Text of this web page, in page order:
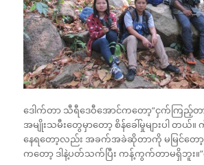
ဒေါက်တာ သီရီဒေဝီအောင်ကတော့“ငှက်ကြည့်တ
အမျိုးသမီးတွေမှာတော့ စိန်ခေါ်မှုများပါ တယ်
နေရတော့လည်း အခက်အခဲဆိုတာကို မမြင်တော့
ကတော့ ဒါနဲ့ပတ်သက်ပြီး ကန့်ကွက်တာမရှိဘူး။”